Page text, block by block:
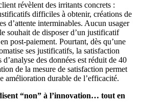
révèlent des irritants concrets :
difficiles à obtenir, créations de
d’attente interminables. Aucun usager
souhait de disposer d’un justificatif
post-paiement. Pourtant, dès qu’une
ses justificatifs, la satisfaction
des données est réduit de 40
de la mesure de satisfaction permet
amélioration durable de l’efficacité.
“non” à l’innovation… tout en